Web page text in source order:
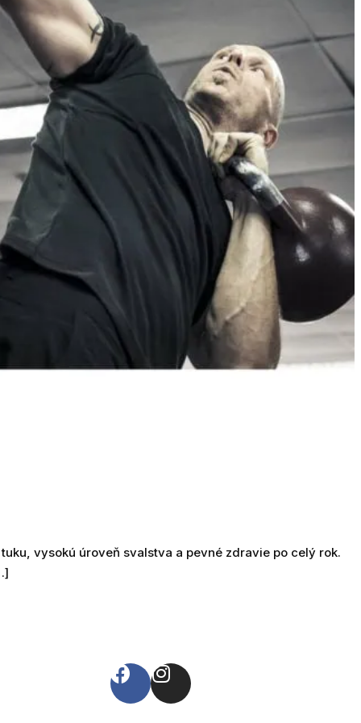
vysokú úroveň svalstva a pevné zdravie po celý rok.